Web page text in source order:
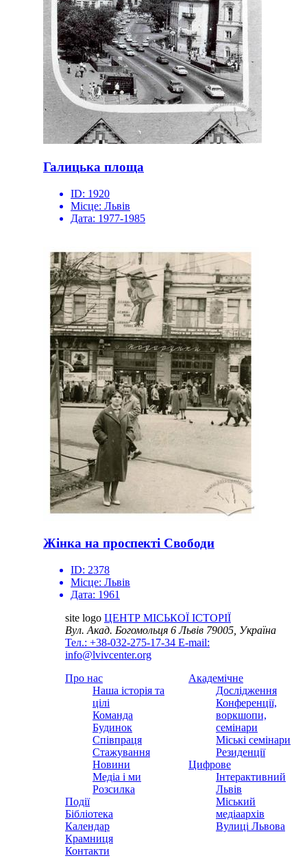
Галицька площа
ID: 1920
Місце: Львів
Дата: 1977-1985
Жінка на проспекті Свободи
ID: 2378
Місце: Львів
Дата: 1961
site logo ЦЕНТР МІСЬКОЇ ІСТОРІЇ
Вул. Акад. Богомольця 6Львів 79005, Україна
Тел.: +38-032-275-17-34 E-mail:
info@lvivcenter.org
Про нас
Наша історія та
цілі
Команда
Будинок
Співпраця
Стажування
Новини
Медіа і ми
Розсилка
Події
Бібліотека
Календар
Крамниця
Контакти
Академічне
Дослідження
Конференції,
воркшопи,
семінари
Міські семінари
Резиденції
Цифрове
Інтерактивний
Львів
Міський
медіаархів
Вулиці Львова